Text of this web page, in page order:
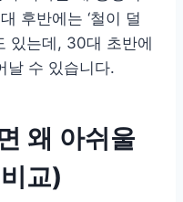
후반에는 ‘철이 덜
있는데, 30대 초반에
날 수 있습니다.
왜 아쉬울
교)